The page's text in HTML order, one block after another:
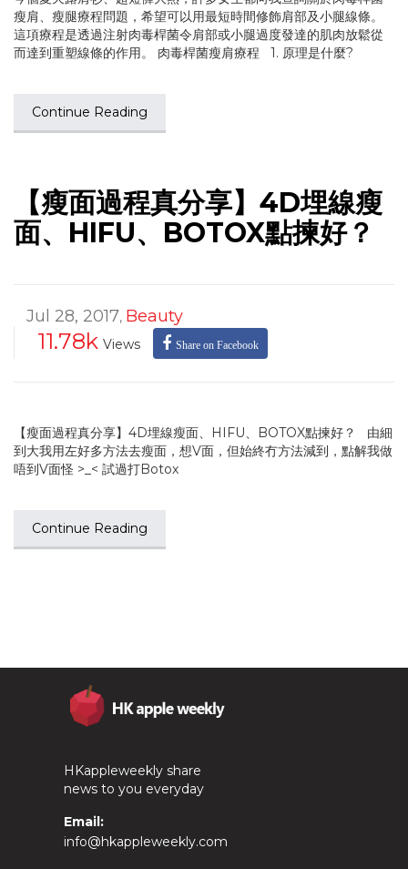
瘦肩、瘦腿療程問題，希望可以用最短時間修飾肩部及小腿線條。
這項療程是透過注射肉毒桿菌令肩部或小腿過度發達的肌肉放鬆從
而達到重塑線條的作用。 肉毒桿菌瘦肩療程 1. 原理是什麼?
Continue Reading
【瘦面過程真分享】4D埋線瘦
面、HIFU、BOTOX點揀好？
Jul 28, 2017, Beauty
11.78k Views Share on Facebook
【瘦面過程真分享】4D埋線瘦面、HIFU、BOTOX點揀好？ 由細
到大我用左好多方法去瘦面，想V面，但始終冇方法減到，點解我做
唔到V面怪 >_< 試過打Botox
Continue Reading
HKappleweekly share
news to you everyday
Email:
info@hkappleweekly.com